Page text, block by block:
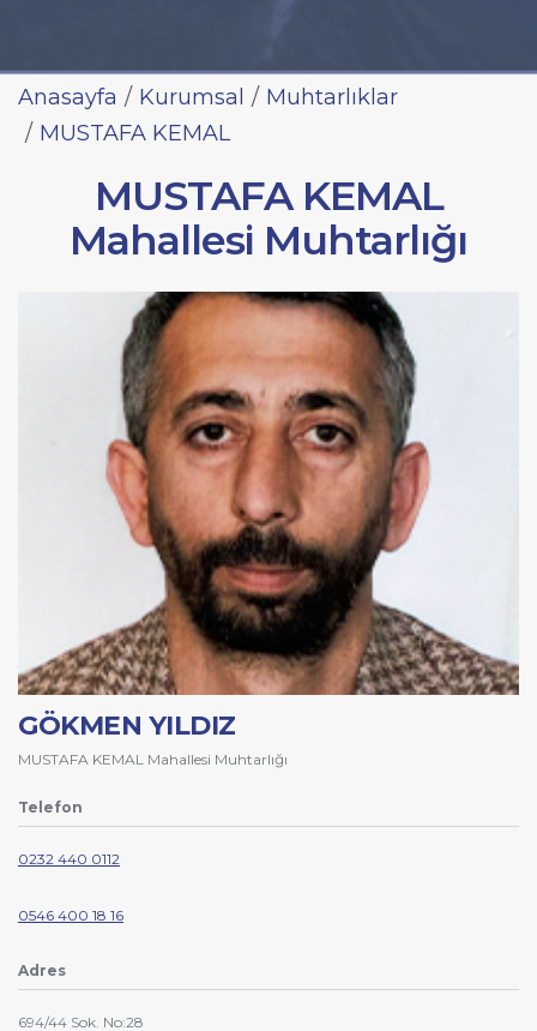
Anasayfa Kurumsal
Muhtarlıklar
MUSTAFA KEMAL
MUSTAFA KEMAL
Mahallesi Muhtarlığı
GÖKMEN YILDIZ
MUSTAFA KEMAL Mahallesi Muhtarlığı
Telefon
0232 440 0112
0546 400 18 16
Adres
694/44 Sok. No:28